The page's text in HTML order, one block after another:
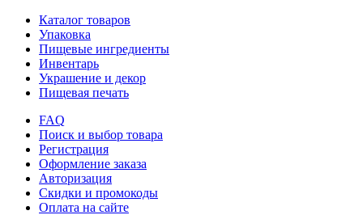
Каталог товаров
Упаковка
Пищевые ингредиенты
Инвентарь
Украшение и декор
Пищевая печать
FAQ
Поиск и выбор товара
Регистрация
Оформление заказа
Авторизация
Скидки и промокоды
Оплата на сайте